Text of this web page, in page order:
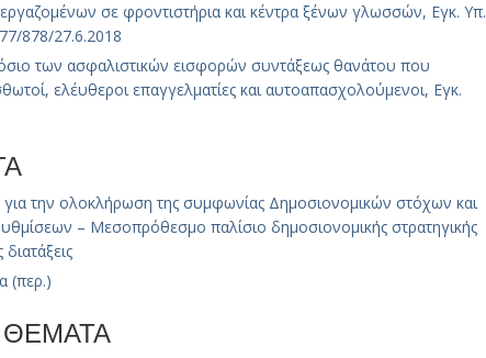
σε φροντιστήρια και κέντρα ξένων γλωσσών, Εγκ. Υπ.
878/27.6.2018
των ασφαλιστικών εισφορών συντάξεως θανάτου που
ελέυθεροι επαγγελματίες και αυτοαπασχολούμενοι, Εγκ.
για την ολοκλήρωση της συμφωνίας Δημοσιονομικών στόχων και
– Μεσοπρόθεσμο παλίσιο δημοσιονομικής στρατηγικής
(περ.)